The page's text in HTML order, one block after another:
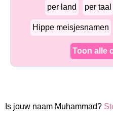
per land per taal
Hippe meisjesnamen
Toon alle
Is jouw naam Muhammad?